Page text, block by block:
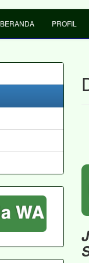
BERANDA PROFIL